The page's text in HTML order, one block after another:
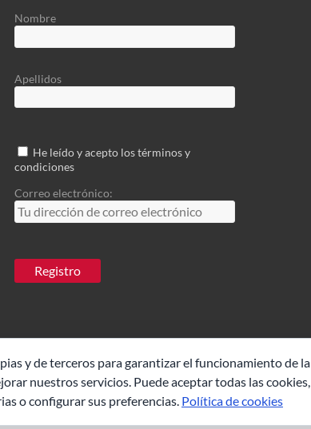
Nombre
Apellidos
He leído y acepto los términos y
condiciones
Correo electrónico:
Tema Spaciousde ThemeGrill. Funciona con:
y de terceros para garantizar el funcionamiento de la
nuestros servicios. Puede aceptar todas las cookies,
o configurar sus preferencias. Política de cookies